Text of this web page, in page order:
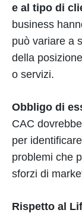
e al tipo di
business
può variare a
della
o servizi.
Obbligo di
CAC
per
problemi che
sforzi di
Rispetto al